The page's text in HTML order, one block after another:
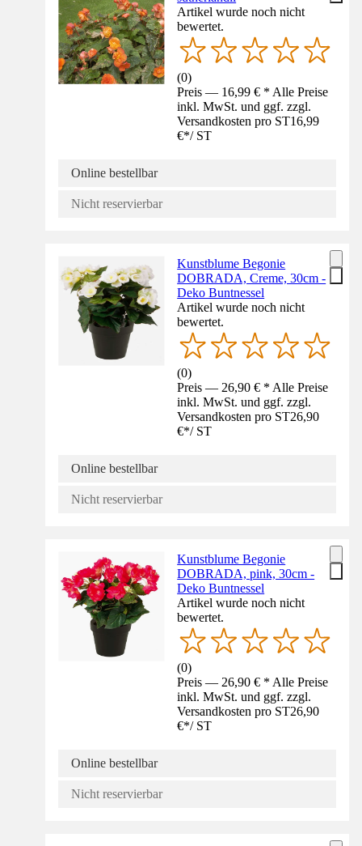
Artikel wurde noch nicht
bewertet.
(0)
Preis — 16,99 € * Alle Preise
inkl. MwSt. und ggf. zzgl.
Versandkosten pro ST16,99
€*/ ST
Online bestellbar
Nicht reservierbar
Kunstblume Begonie
DOBRADA, Creme, 30cm -
Deko Buntnessel
Artikel wurde noch nicht
bewertet.
(0)
Preis — 26,90 € * Alle Preise
inkl. MwSt. und ggf. zzgl.
Versandkosten pro ST26,90
€*/ ST
Online bestellbar
Nicht reservierbar
Kunstblume Begonie
DOBRADA, pink, 30cm -
Deko Buntnessel
Artikel wurde noch nicht
bewertet.
(0)
Preis — 26,90 € * Alle Preise
inkl. MwSt. und ggf. zzgl.
Versandkosten pro ST26,90
€*/ ST
Online bestellbar
Nicht reservierbar